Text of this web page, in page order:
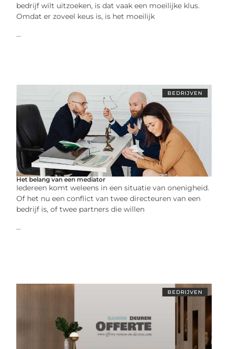
bedrijf wilt uitzoeken, is dat vaak een moeilijke klus.
Omdat er zoveel keus is, is het moeilijk
...
BEDRIJVEN
Het belang van een mediator
Iedereen komt weleens in een situatie van onenigheid.
Of het nu een conflict van twee directeuren van een
bedrijf is, of twee partners die willen
...
BEDRIJVEN